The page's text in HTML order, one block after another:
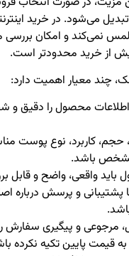
می‌شود. در خرید
نمی‌کند و امکان بررسی
از خرید محدودتر است.
چند معیار اهمیت دارد:
اطلاعات محصول را دقیق و
حجم، کاربرد، نوع پوست
باشد.
باید واقعی، واضح و قابل
پشتیبانی و پرسش درباره
مرجوعی و پیگیری سفارش
قیمت پایین تکیه نکرده